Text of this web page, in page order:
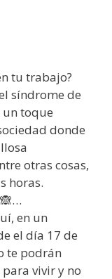
tu trabajo?
síndrome de
toque
donde
otras cosas,
horas.
…
en un
el día 17 de
te podrán
vivir y no